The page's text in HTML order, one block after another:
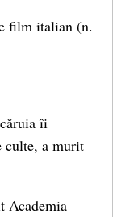
film italian (n.
îi
culte, a murit
Academia